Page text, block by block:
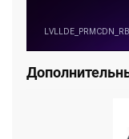
Для защиты от
установлен
При давлении
сбрасывая
Срок